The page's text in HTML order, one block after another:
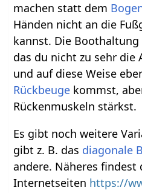
machen statt dem
Händen nicht an die
kannst. Die
das du nicht zu sehr die
und auf diese Weise
Rückbeuge kommst,
Rückenmuskeln stärkst.
Es gibt noch weitere
gibt z. B. das diagonale
andere. Näheres findest
Internetseiten https://